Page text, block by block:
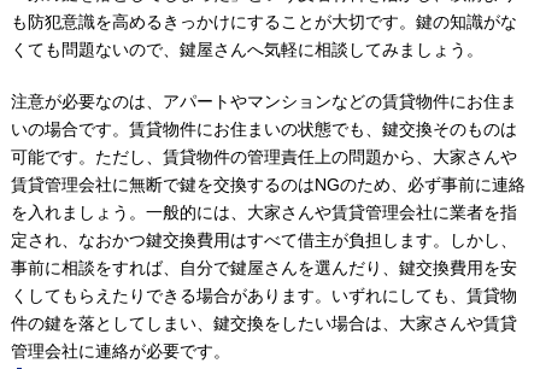
も防犯意識を高めるきっかけにすることが大切です。鍵の知識がな
くても問題ないので、鍵屋さんへ気軽に相談してみましょう。
注意が必要なのは、アパートやマンションなどの賃貸物件にお住ま
いの場合です。賃貸物件にお住まいの状態でも、鍵交換そのものは
可能です。ただし、賃貸物件の管理責任上の問題から、大家さんや
賃貸管理会社に無断で鍵を交換するのはNGのため、必ず事前に連絡
を入れましょう。一般的には、大家さんや賃貸管理会社に業者を指
定され、なおかつ鍵交換費用はすべて借主が負担します。しかし、
事前に相談をすれば、自分で鍵屋さんを選んだり、鍵交換費用を安
くしてもらえたりできる場合があります。いずれにしても、賃貸物
件の鍵を落としてしまい、鍵交換をしたい場合は、大家さんや賃貸
管理会社に連絡が必要です。